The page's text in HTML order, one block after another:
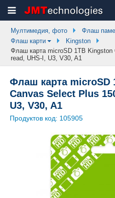
Мултимедия, фото
Флаш
Флаш карти
Kingston
Флаш карта microSD 1TB
read, UHS-I, U3, V30, A1
Флаш карта microSD
Canvas Select Plus
U3, V30, A1
Продуктов код: 105905